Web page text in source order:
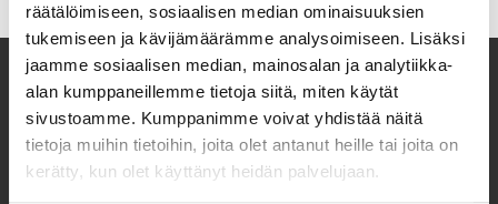
räätälöimiseen, sosiaalisen median ominaisuuksien
tukemiseen ja kävijämäärämme analysoimiseen. Lisäksi
jaamme sosiaalisen median, mainosalan ja analytiikka-
alan kumppaneillemme tietoja siitä, miten käytät
sivustoamme. Kumppanimme voivat yhdistää näitä
tietoja muihin tietoihin, joita olet antanut heille tai joita on
kerätty, kun olet käyttänyt heidän palvelujaan.